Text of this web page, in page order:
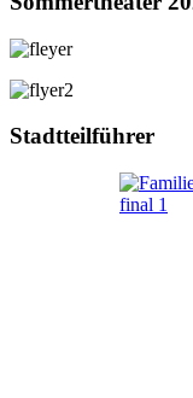
Stadtteilführer